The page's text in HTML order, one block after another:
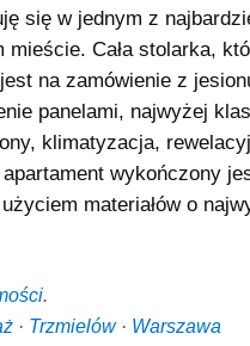
się w jednym z
Cała stolarka,
na zamówienie z
panelami, najwyżej
klimatyzacja,
apartament wykończony
materiałów o
.
· Trzmielów· Warszawa